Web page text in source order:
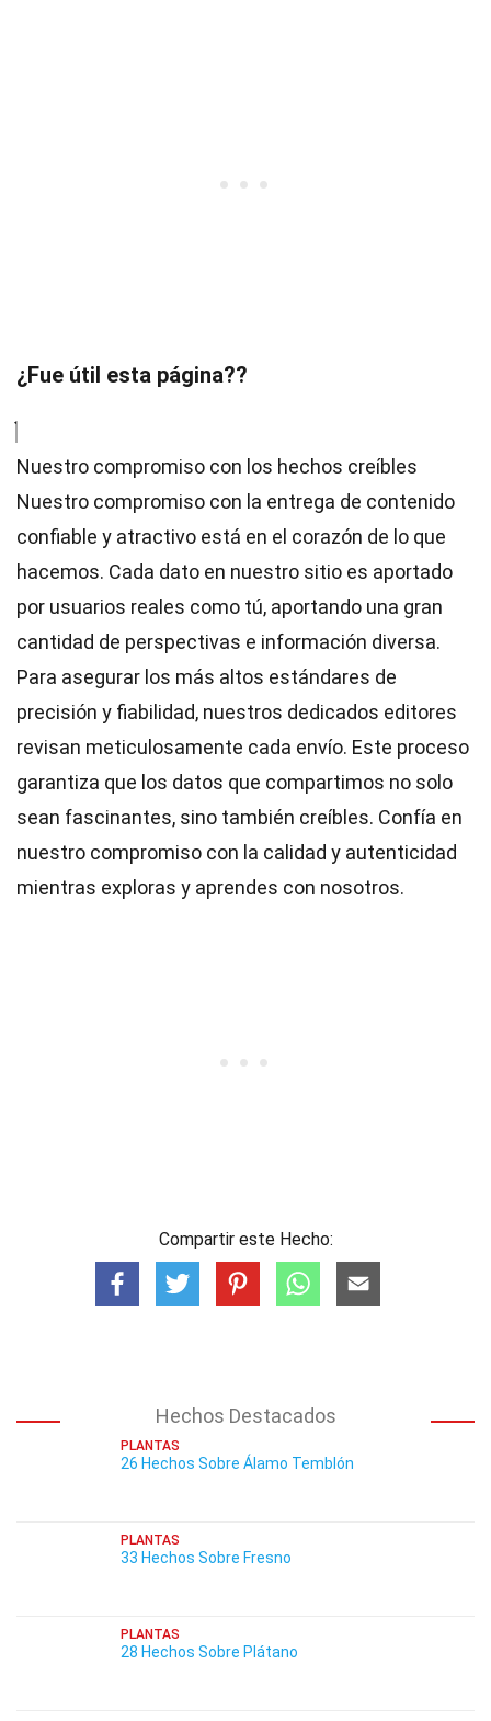
¿Fue útil esta página??
Nuestro compromiso con los hechos creíbles
Nuestro compromiso con la entrega de contenido
confiable y atractivo está en el corazón de lo que
hacemos. Cada dato en nuestro sitio es aportado
por usuarios reales como tú, aportando una gran
cantidad de perspectivas e información diversa.
Para asegurar los más altos estándares de
precisión y fiabilidad, nuestros dedicados editores
revisan meticulosamente cada envío. Este proceso
garantiza que los datos que compartimos no solo
sean fascinantes, sino también creíbles. Confía en
nuestro compromiso con la calidad y autenticidad
mientras exploras y aprendes con nosotros.
Compartir este Hecho:
Hechos Destacados
PLANTAS
26 Hechos Sobre Álamo Temblón
PLANTAS
33 Hechos Sobre Fresno
PLANTAS
28 Hechos Sobre Plátano